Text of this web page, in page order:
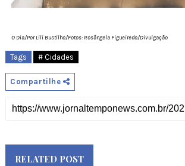
O Dia/Por Lili Bustilho/Fotos: Rosângela Figueiredo/Divulgação
Tags # Cidades
Compartilhe
RELATED POST